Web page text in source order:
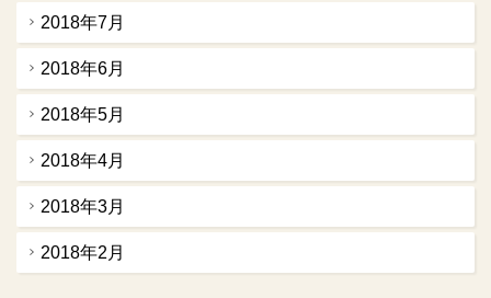
2018年7月
2018年6月
2018年5月
2018年4月
2018年3月
2018年2月